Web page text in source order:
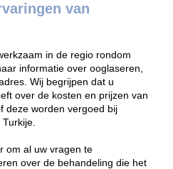
van
in de regio rondom
informatie over ooglaseren,
Wij begrijpen dat u
over de kosten en prijzen van
deze worden vergoed bij
om al uw vragen te
over de behandeling die het